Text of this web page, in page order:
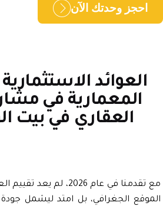
وحدتك الآن
الاستثمارية
المعمارية في
العقاري في بيت الوطن
مع تقدمنا في عام 2026، لم يعد
الجغرافي، بل امتد ليشمل جودة